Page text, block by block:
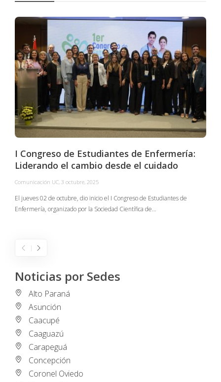
I Congreso de Estudiantes de Enfermería:
Liderando el cambio desde el cuidado
Comunicación UC, 3 octubre, 2025
El jueves 02 de octubre, dio inicio el I Congreso de Estudiantes de
Enfermería, organizado por la Sociedad Científica de…
Noticias por Sedes
Alto Paraná
Asunción
Caacupé
Caaguazú
Carapeguá
Concepción
Coronel Oviedo